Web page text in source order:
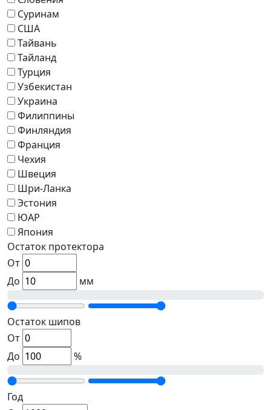
Суринам
США
Тайвань
Тайланд
Турция
Узбекистан
Украина
Филиппины
Финляндия
Франция
Чехия
Швеция
Шри-Ланка
Эстония
ЮАР
Япония
Остаток протектора
От
До
мм
Остаток шипов
От
До
%
Год